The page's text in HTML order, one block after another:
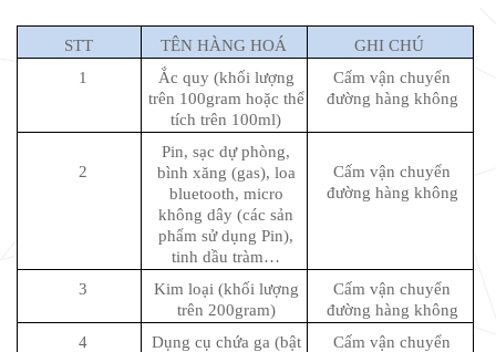
STT TÊN HÀNG HOÁ
GHI CHÚ
1
Ắc quy (khối lượng
trên 100gram hoặc thể
tích trên 100ml)
Cấm vận chuyển
đường hàng không
2
Pin, sạc dự phòng,
bình xăng (gas), loa
bluetooth, micro
không dây (các sản
phẩm sử dụng Pin),
tinh dầu tràm…
Cấm vận chuyển
đường hàng không
3
Kim loại (khối lượng
trên 200gram)
Cấm vận chuyển
đường hàng không
4
Dụng cụ chứa ga (bật
Cấm vận chuyển